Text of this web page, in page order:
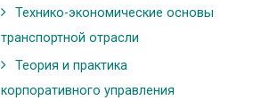
Технико-экономические основы
транспортной отрасли
Теория и практика
корпоративного управления